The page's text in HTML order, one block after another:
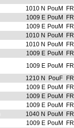
1010 N PouM
1009 E PouM
1009 E PouM
1010 N PouM
1010 N PouM
1009 E PouM
1009 E PouM
1210 N PouF
1009 E PouM
1009 E PouM
1009 E PouM
1040 N PouM
1009 E PouM